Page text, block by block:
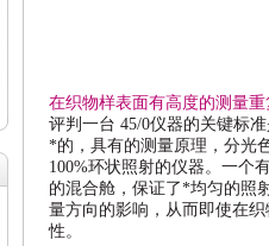
在织物样表面有高度的测量重
评判一台 45/0仪器的关键标
*的，具有的测量原理，分
100%环状照射的仪器。一个
的混合舱，保证了*均匀的照
量方向的影响，从而即使在
性。